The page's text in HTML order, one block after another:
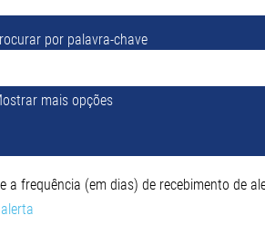
por palavra-chave
mais opções
a frequência (em dias) de recebimento de